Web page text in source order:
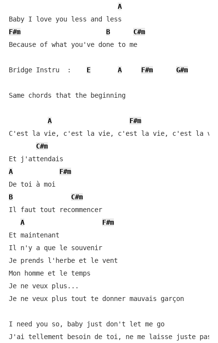
A
F#m
B
C#m
Because of what you've done to me
Bridge Instru  : E A F#m G#m
Same chords that the beginning
A
F#m
C'est la vie, c'est la vie, c'est la vie, c'est la vie
C#m
A
F#m
B
C#m
Il faut tout recommencer
A
F#m
Et maintenant
Il n'y a que le souvenir
Je prends l'herbe et le vent
Mon homme et le temps
Je ne veux plus...
Je ne veux plus tout te donner mauvais garçon
I need you so, baby just don't let me go
J'ai tellement besoin de toi, ne me laisse juste pas